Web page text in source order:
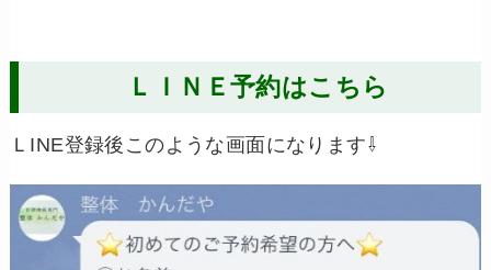
ＬＩＮＥ予約はこちら
ＬINE登録後このような画面になります⇩